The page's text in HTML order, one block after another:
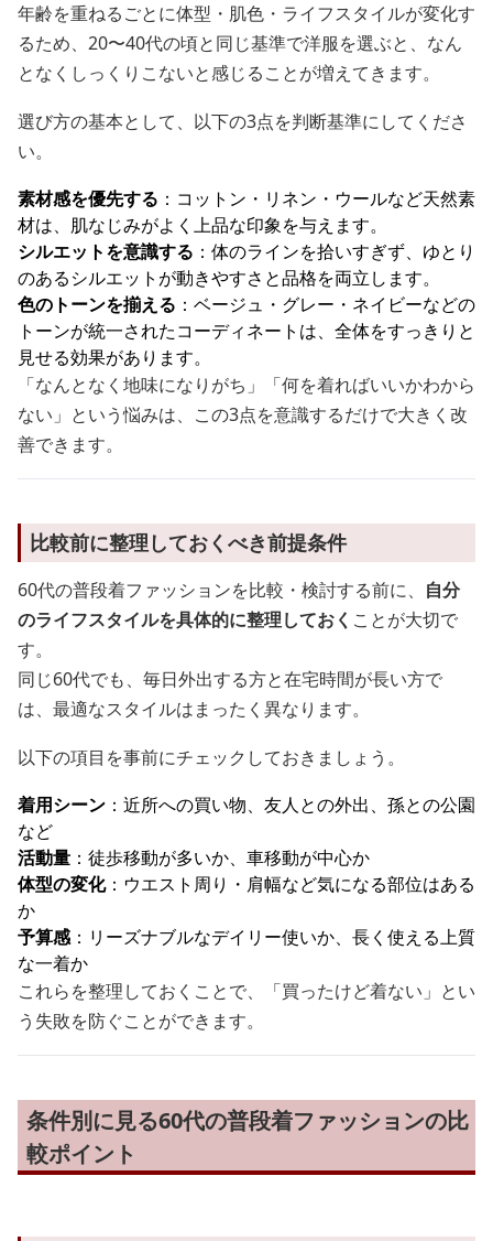
年齢を重ねるごとに体型・肌色・ライフスタイルが変化す
るため、20〜40代の頃と同じ基準で洋服を選ぶと、なん
となくしっくりこないと感じることが増えてきます。
選び方の基本として、以下の3点を判断基準にしてくださ
い。
素材感を優先する ：コットン・リネン・ウールなど天然素
材は、肌なじみがよく上品な印象を与えます。
シルエットを意識する ：体のラインを拾いすぎず、ゆとり
のあるシルエットが動きやすさと品格を両立します。
色のトーンを揃える ：ベージュ・グレー・ネイビーなどの
トーンが統一されたコーディネートは、全体をすっきりと
見せる効果があります。
「なんとなく地味になりがち」「何を着ればいいかわから
ない」という悩みは、この3点を意識するだけで大きく改
善できます。
比較前に整理しておくべき前提条件
60代の普段着ファッションを比較・検討する前に、 自分
のライフスタイルを具体的に整理しておく ことが大切で
す。
同じ60代でも、毎日外出する方と在宅時間が長い方で
は、最適なスタイルはまったく異なります。
以下の項目を事前にチェックしておきましょう。
着用シーン ：近所への買い物、友人との外出、孫との公園
など
活動量 ：徒歩移動が多いか、車移動が中心か
体型の変化：ウエスト周り・肩幅など気になる部位はある
か
予算感：リーズナブルなデイリー使いか、長く使える上質
な一着か
これらを整理しておくことで、「買ったけど着ない」とい
う失敗を防ぐことができます。
条件別に見る60代の普段着ファッションの比
較ポイント